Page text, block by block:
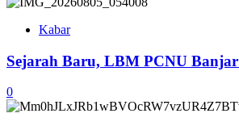
Kabar
Sejarah Baru, LBM PCNU
0